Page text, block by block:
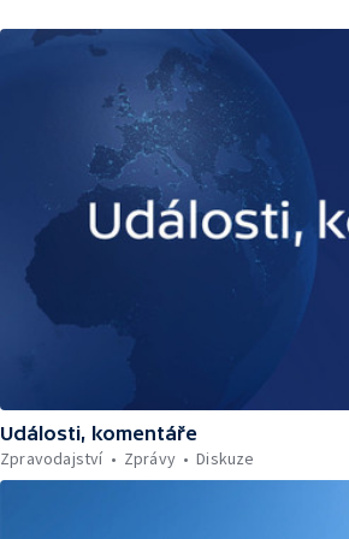
Události, komentáře
Zpravodajství
Zprávy Diskuze